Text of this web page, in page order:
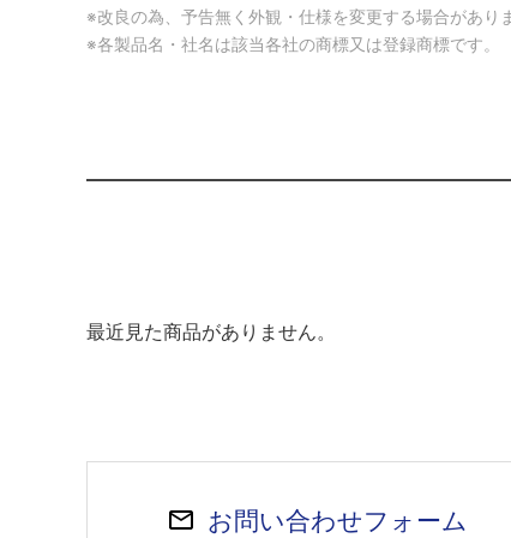
※改良の為、予告無く外観・仕様を変更する場合があり
※各製品名・社名は該当各社の商標又は登録商標です。
最近見た商品がありません。
お問い合わせフォーム